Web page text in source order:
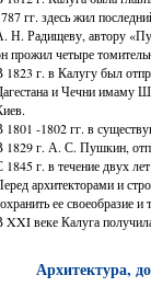
гг. здесь жил
Н. Радищеву, автору
прожил четыре
1823 г. в Калугу был
и Чечни имаму
1801 -1802 гг. в
1829 г. А. С. Пушкин,
1845 г. в течение двух
архитекторами и
ее своеобразие
XXI веке Калуга
Архитектура,